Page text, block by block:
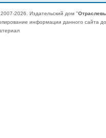
2026. Издательский дом "
информации данного сайта